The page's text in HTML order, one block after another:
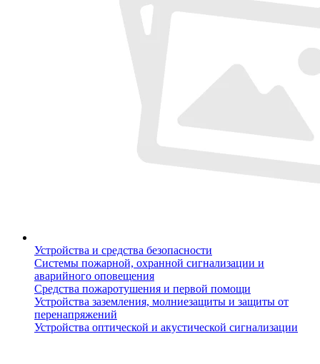
Устройства и средства безопасности
Системы пожарной, охранной сигнализации и
аварийного оповещения
Средства пожаротушения и первой помощи
Устройства заземления, молниезащиты и защиты от
перенапряжений
Устройства оптической и акустической сигнализации